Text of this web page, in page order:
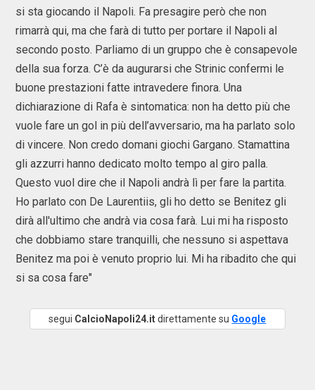
si sta giocando il Napoli. Fa presagire però che non
rimarrà qui, ma che farà di tutto per portare il Napoli al
secondo posto. Parliamo di un gruppo che è consapevole
della sua forza. C’è da augurarsi che Strinic confermi le
buone prestazioni fatte intravedere finora. Una
dichiarazione di Rafa è sintomatica: non ha detto più che
vuole fare un gol in più dell’avversario, ma ha parlato solo
di vincere. Non credo domani giochi Gargano. Stamattina
gli azzurri hanno dedicato molto tempo al giro palla.
Questo vuol dire che il Napoli andrà lì per fare la partita.
Ho parlato con De Laurentiis, gli ho detto se Benitez gli
dirà all'ultimo che andrà via cosa farà. Lui mi ha risposto
che dobbiamo stare tranquilli, che nessuno si aspettava
Benitez ma poi è venuto proprio lui. Mi ha ribadito che qui
si sa cosa fare"
segui CalcioNapoli24.itdirettamente su Google